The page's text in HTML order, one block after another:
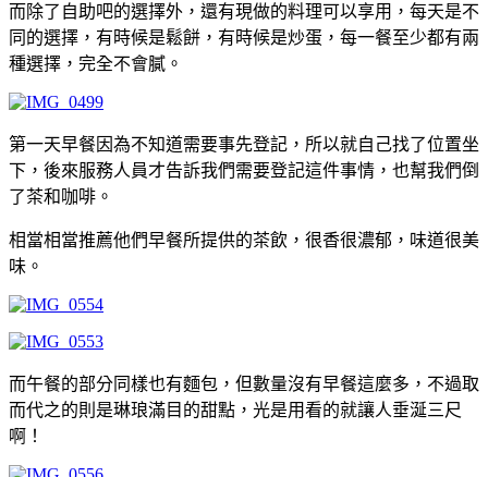
而除了自助吧的選擇外，還有現做的料理可以享用，每天是不
同的選擇，有時候是鬆餅，有時候是炒蛋，每一餐至少都有兩
種選擇，完全不會膩。
第一天早餐因為不知道需要事先登記，所以就自己找了位置坐
下，後來服務人員才告訴我們需要登記這件事情，也幫我們倒
了茶和咖啡。
相當相當推薦他們早餐所提供的茶飲，很香很濃郁，味道很美
味。
而午餐的部分同樣也有麵包，但數量沒有早餐這麼多，不過取
而代之的則是琳琅滿目的甜點，光是用看的就讓人垂涎三尺
啊！